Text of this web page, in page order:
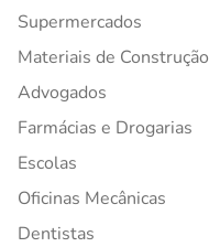
Supermercados
Materiais de Construção
Advogados
Farmácias e Drogarias
Escolas
Oficinas Mecânicas
Dentistas